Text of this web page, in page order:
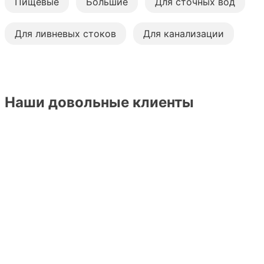
Для ливневых стоков Для канализации
Наши довольные клиенты